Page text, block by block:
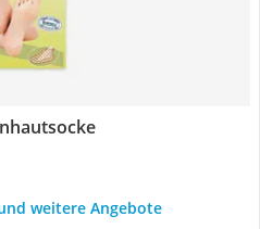
weitere Angebote